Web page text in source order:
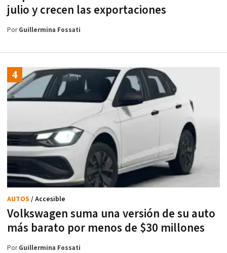
julio y crecen las exportaciones
PorGuillermina Fossati
Volkswagen suma una versión de su auto
más barato por menos de $30 millones
AUTOS / Accesible
PorGuillermina Fossati